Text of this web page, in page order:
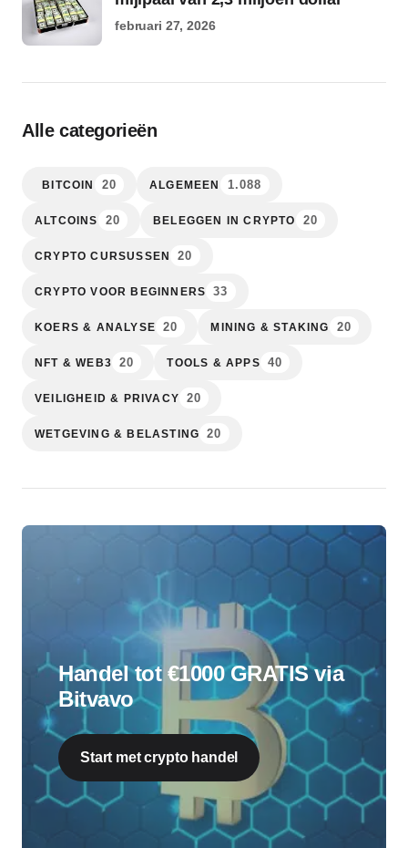
februari 27, 2026
Alle categorieën
BITCOIN 20 ALGEMEEN 1.088
ALTCOINS 20 BELEGGEN IN CRYPTO 20
CRYPTO CURSUSSEN 20
CRYPTO VOOR BEGINNERS 33
KOERS & ANALYSE 20 MINING & STAKING 20
NFT & WEB3 20 TOOLS & APPS 40
VEILIGHEID & PRIVACY 20
WETGEVING & BELASTING 20
Handel tot €1000 GRATIS via
Bitvavo
Start met crypto handel